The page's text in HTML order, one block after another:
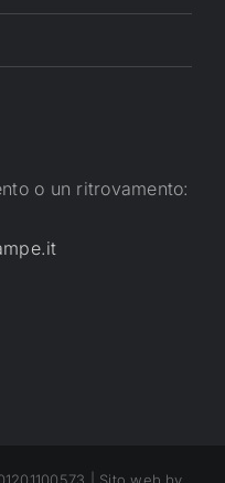
o un ritrovamento: